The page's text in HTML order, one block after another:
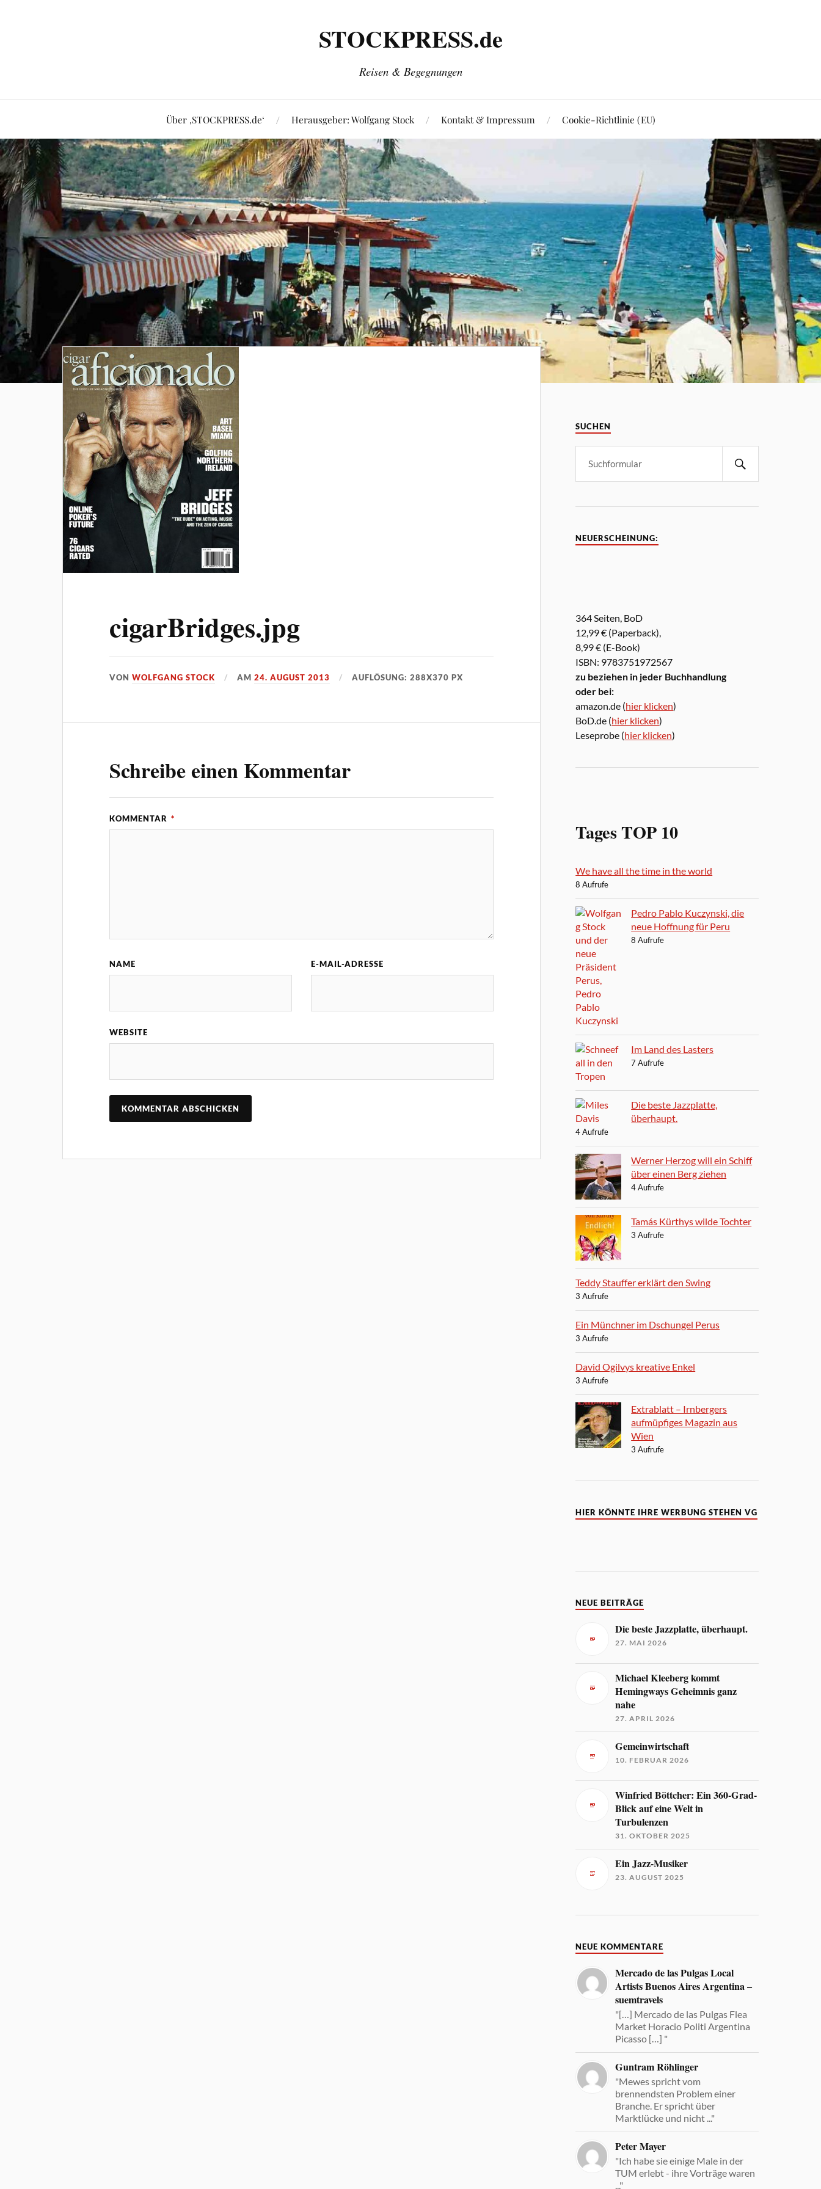
STOCKPRESS.de
Reisen & Begegnungen
Über ‚STOCKPRESS.de‘ Herausgeber: Wolfgang Stock Kontakt & Impressum Cookie-Richtlinie (EU)
cigarBridges.jpg
VONWOLFGANG STOCK AM24. AUGUST 2013 AUFLÖSUNG: 288X370 PX
Schreibe einen Kommentar
KOMMENTAR *
NAME E-MAIL-ADRESSE
WEBSITE
SUCHEN
NEUERSCHEINUNG:
364 Seiten, BoD
12,99 € (Paperback),
8,99 € (E-Book)
ISBN: 9783751972567
zu beziehen in jeder Buchhandlung
oder bei:
amazon.de (hier klicken)
BoD.de (hier klicken)
Leseprobe (hier klicken)
Tages TOP 10
We have all the time in the world
8 Aufrufe
Pedro Pablo Kuczynski, die
neue Hoffnung für Peru
8 Aufrufe
Im Land des Lasters
7 Aufrufe
Die beste Jazzplatte,
überhaupt.
4 Aufrufe
Werner Herzog will ein Schiff
über einen Berg ziehen
4 Aufrufe
Tamás Kürthys wilde Tochter
3 Aufrufe
Teddy Stauffer erklärt den Swing
3 Aufrufe
Ein Münchner im Dschungel Perus
3 Aufrufe
David Ogilvys kreative Enkel
3 Aufrufe
Extrablatt – Irnbergers
aufmüpfiges Magazin aus
Wien
3 Aufrufe
HIER KÖNNTE IHRE WERBUNG STEHEN VG
NEUE BEITRÄGE
Die beste Jazzplatte, überhaupt.
27. MAI 2026
Michael Kleeberg kommt
Hemingways Geheimnis ganz
nahe
27. APRIL 2026
Gemeinwirtschaft
10. FEBRUAR 2026
Winfried Böttcher: Ein 360-Grad-
Blick auf eine Welt in
Turbulenzen
31. OKTOBER 2025
Ein Jazz-Musiker
23. AUGUST 2025
NEUE KOMMENTARE
Mercado de las Pulgas Local
Artists Buenos Aires Argentina –
suemtravels
"[…] Mercado de las Pulgas Flea
Market Horacio Politi Argentina
Picasso […] "
Guntram Röhlinger
"Mewes spricht vom
brennendsten Problem einer
Branche. Er spricht über
Marktlücke und nicht ..."
Peter Mayer
"Ich habe sie einige Male in der
TUM erlebt - ihre Vorträge waren
..."